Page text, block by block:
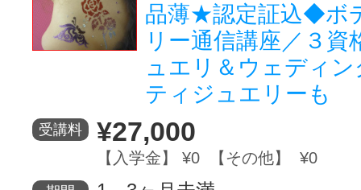
品薄★認定証込◆ボ
リー通信講座／３資
ュエリ＆ウェディ
ティジュエリーも
受講料 ¥27,000
【入学金】 ¥0 【その他】 ¥0